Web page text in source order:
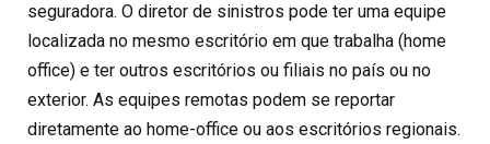
seguradora. O diretor de sinistros pode ter uma equipe
localizada no mesmo escritório em que trabalha (home
office) e ter outros escritórios ou filiais no país ou no
exterior. As equipes remotas podem se reportar
diretamente ao home-office ou aos escritórios regionais.